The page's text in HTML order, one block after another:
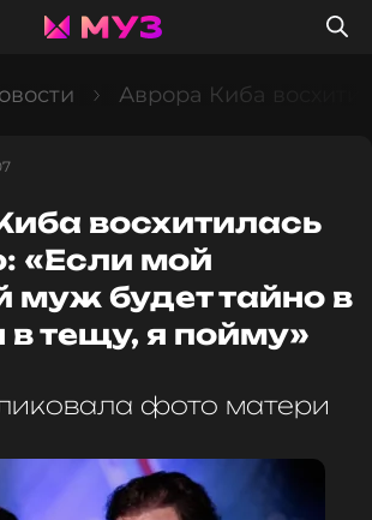
Аврора Киба
восхитилась
«Если мой
муж будет тайно в
тещу, я пойму»
фото матери